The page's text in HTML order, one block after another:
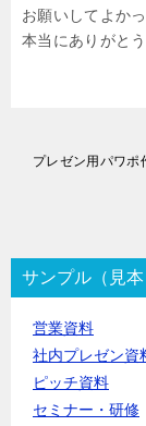
お願いしてよか
本当にありがと
ゲ
ー
シ
プレゼン用パワポ
サンプル（見本
営業資料
社内プレゼン資
ピッチ資料
セミナー・研修